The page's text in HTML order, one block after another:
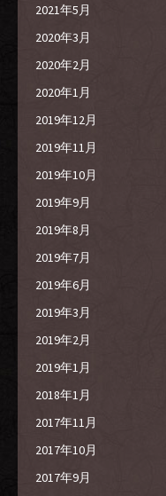
2021年5月
2020年3月
2020年2月
2020年1月
2019年12月
2019年11月
2019年10月
2019年9月
2019年8月
2019年7月
2019年6月
2019年3月
2019年2月
2019年1月
2018年1月
2017年11月
2017年10月
2017年9月